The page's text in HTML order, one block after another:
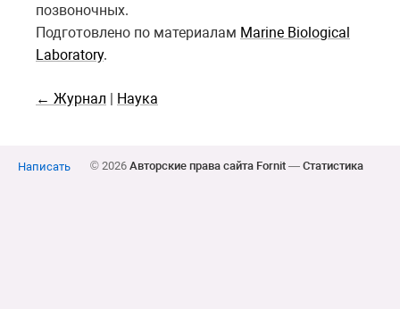
позвоночных.
Подготовлено по материалам Marine Biological
Laboratory.
← Журнал | Наука
Написать © 2026 Авторские права сайта Fornit— Статистика